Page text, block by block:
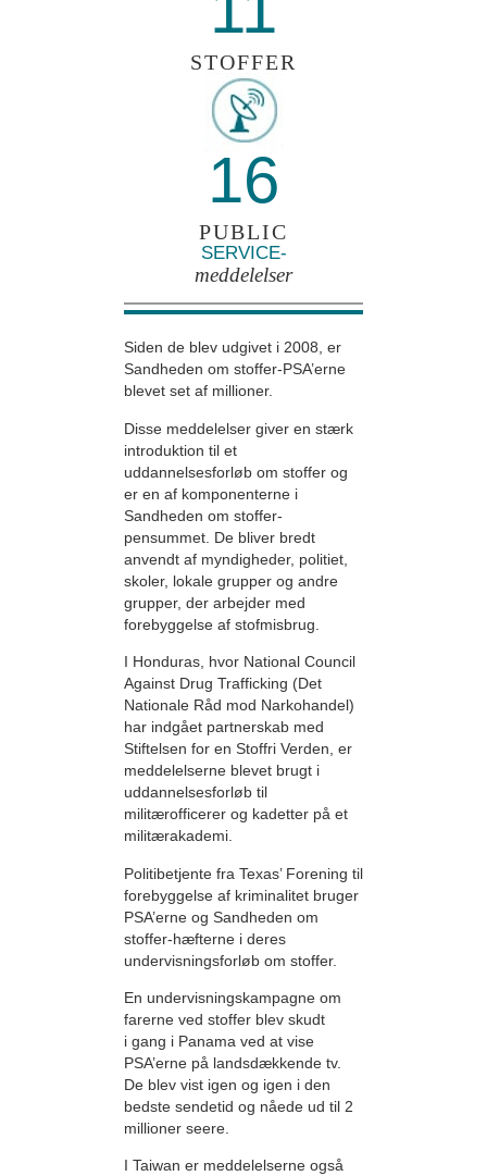
STOFFER
16
PUBLIC
SERVICE-
meddelelser
Siden de blev udgivet i 2008, er
Sandheden om stoffer-PSA’erne
blevet set af millioner.
Disse meddelelser giver en stærk
introduktion til et
uddannelsesforløb om stoffer og
er en af komponenterne i
Sandheden om stoffer-
pensummet. De bliver bredt
anvendt af myndigheder, politiet,
skoler, lokale grupper og andre
grupper, der arbejder med
forebyggelse af stofmisbrug.
I Honduras, hvor National Council
Against Drug Trafficking (Det
Nationale Råd mod Narkohandel)
har indgået partnerskab med
Stiftelsen for en Stoffri Verden, er
meddelelserne blevet brugt i
uddannelsesforløb til
militærofficerer og kadetter på et
militærakademi.
Politibetjente fra Texas’ Forening til
forebyggelse af kriminalitet bruger
PSA’erne og Sandheden om
stoffer-hæfterne i deres
undervisningsforløb om stoffer.
En undervisningskampagne om
farerne ved stoffer blev skudt
i gang i Panama ved at vise
PSA’erne på landsdækkende tv.
De blev vist igen og igen i den
bedste sendetid og nåede ud til 2
millioner seere.
I Taiwan er meddelelserne også